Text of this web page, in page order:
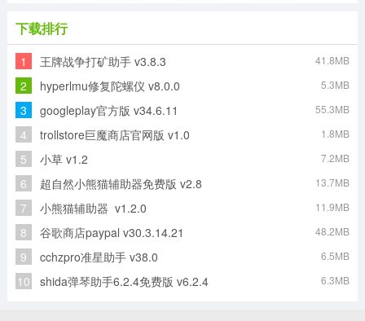
自动点点手机版 极速清理大师手机免费版
工友之家直装版 agefans原版
下载排行
1 王牌战争打矿助手 v3.8.3 41.8MB
2 hyperlmu修复陀螺仪 v8.0.0 5.3MB
3 googleplay官方版 v34.6.11 55.3MB
4 trollstore巨魔商店官网版 v1.0 1.8MB
5 小草 v1.2 7.2MB
6 超自然小熊猫辅助器免费版 v2.8 13.7MB
7 小熊猫辅助器 v1.2.0 11.9MB
8 谷歌商店paypal v30.3.14.21 48.2MB
9 cchzpro准星助手 v38.0 6.5MB
10 shida弹琴助手6.2.4免费版 v6.2.4 6.3MB